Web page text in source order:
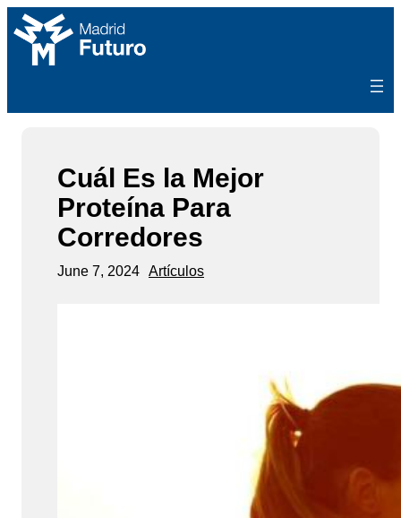
Skip
to
content
Cuál Es la Mejor
Proteína Para
Corredores
June 7, 2024 Artículos